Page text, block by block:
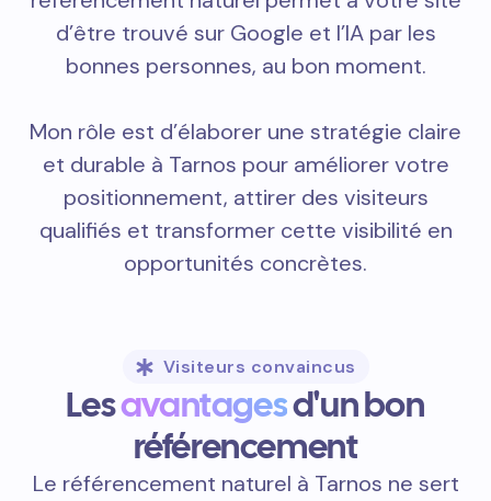
d’être trouvé sur Google et l’IA par les
bonnes personnes, au bon moment.
Mon rôle est d’élaborer une stratégie claire
et durable à Tarnos pour améliorer votre
positionnement, attirer des visiteurs
qualifiés et transformer cette visibilité en
opportunités concrètes.
Visiteurs convaincus
Lesavantagesd'un bon
référencement
Le référencement naturel à Tarnos ne sert